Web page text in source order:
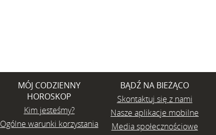
MÓJ CODZIENNY
HOROSKOP
Kim jesteśmy?
Ogólne warunki korzystania
BĄDŹ NA BIEŻĄCO
Skontaktuj się z nami
Nasze aplikacje mobilne
Media społecznościowe